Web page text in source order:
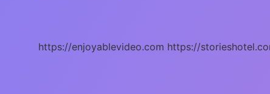
Önce
https://enjoyablevideo.com https://